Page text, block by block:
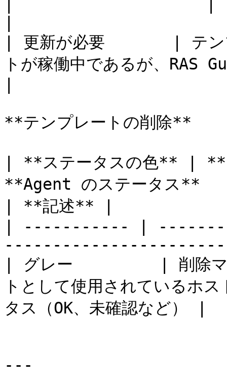
| 更新が必要       | テンプ
トが稼働中であるが、
**テンプレートの削除**
| **ステータスの色** | **
**Agent のステータス**
| **記述** |
| ----------- |
| グレー         | 削除
トとして使用されているホ
タス（OK、未確認など
---